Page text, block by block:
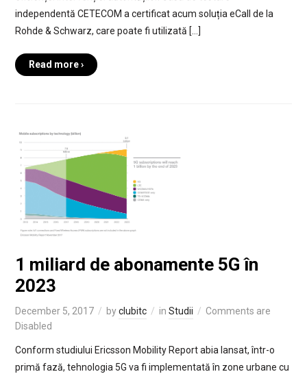
independentă CETECOM a certificat acum soluția eCall de la
Rohde & Schwarz, care poate fi utilizată […]
Read more ›
1 miliard de abonamente 5G în
2023
December 5, 2017 byclubitc in Studii
Comments are
Disabled
Conform studiului Ericsson Mobility Report abia lansat, într-o
primă fază, tehnologia 5G va fi implementată în zone urbane cu